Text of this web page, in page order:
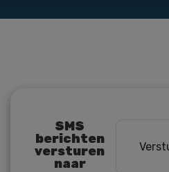
SMS
berichten
versturen
naar